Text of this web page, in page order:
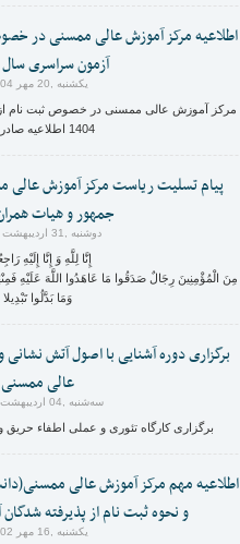
اطلاعیه مرکز آموزش عالی ممسنی در
آزمون سراسری سال
یکشنبه ,20 مهر 1404
مرکز آموزش عالی ممسنی در خصوص ثبت نام
1404 اطلاعیه صادر کرد
پیام تسلیت ریاست مرکز آموزش
جمهور و هیات
دوشنبه ,31 اردیبهشت 1403
إِنَّا لِلَّهِ وَ إِنَّا إِلَیْهِ
مِنَ الْمُؤْمِنِينَ رِجَالٌ صَدَقُوا مَا عَاهَدُوا اللَّهَ عَلَيْهِ
وَمَا بَدَّلُوا تَبْدِيلا
برگزاری دوره آشنایی با اصول آتش
عالی ممسنی
ﺳﻪشنبه ,04 اردیبهشت 1403
برگزاری کارگاه تئوری و عملی اطفاء
اطلاعیه مهم مرکز آموزش عالی
و نحوه ثبت نام از پذیرفته شدگان
یکشنبه ,16 مهر 1402